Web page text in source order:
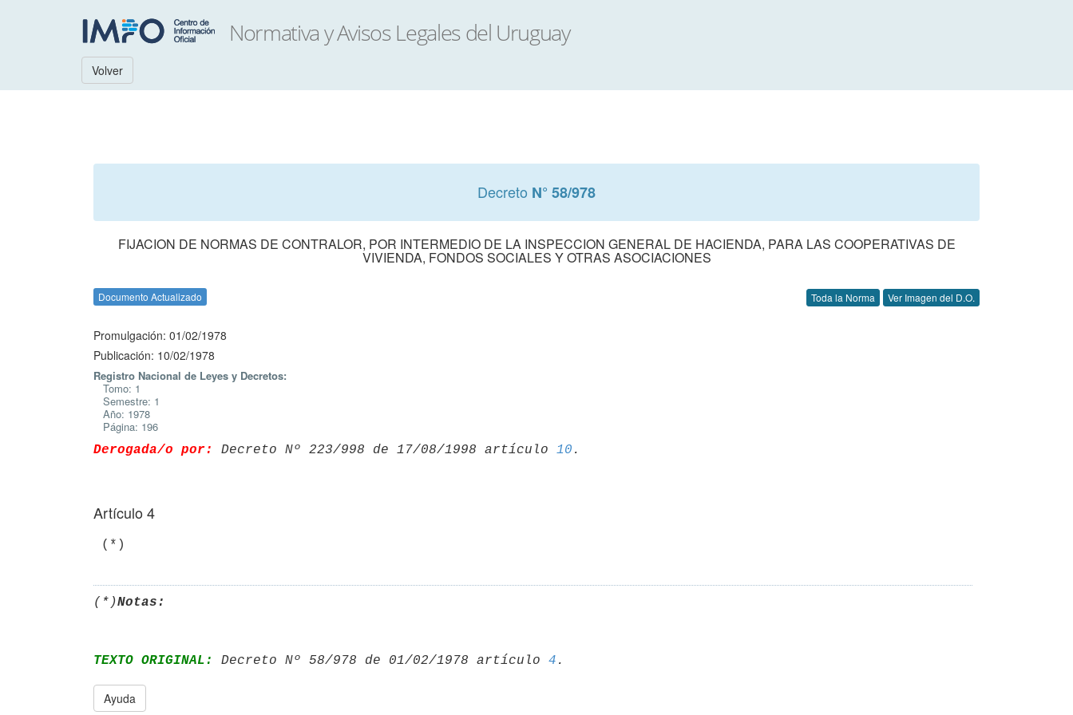
Volver
Decreto N° 58/978
FIJACION DE NORMAS DE CONTRALOR, POR INTERMEDIO DE LA INSPECCION GENERAL DE HACIENDA, PARA LAS COOPERATIVAS DE
VIVIENDA, FONDOS SOCIALES Y OTRAS ASOCIACIONES
Documento Actualizado Toda la Norma Ver Imagen del D.O.
Promulgación: 01/02/1978
Publicación: 10/02/1978
Registro Nacional de Leyes y Decretos:
Tomo: 1
Semestre: 1
Año: 1978
Página: 196
Derogada/o por: Decreto Nº 223/998 de 17/08/1998 artículo 10
Artículo 4
(*)Notas:
TEXTO ORIGINAL: Decreto Nº 58/978 de 01/02/1978 artículo 4
Ayuda